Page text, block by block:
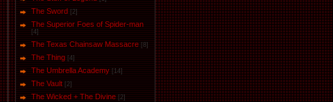
The Sword [2]
The Superior Foes of Spider-man
[4]
The Texas Chainsaw Massacre [8]
The Thing [4]
The Umbrella Academy [14]
The Vault [2]
The Wicked + The Divine [2]